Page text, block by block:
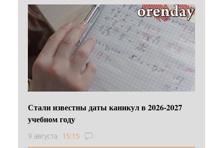
Стали известны даты каникул в 2026-2027
учебном году
9 августа 15:15